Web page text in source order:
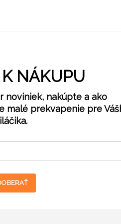
K NÁKUPU
noviniek, nakúpte a ako
malé prekvapenie pre